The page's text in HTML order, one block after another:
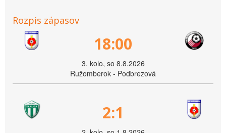
Rozpis zápasov
18:00
3. kolo, so 8.8.2026
Ružomberok - Podbrezová
2:1